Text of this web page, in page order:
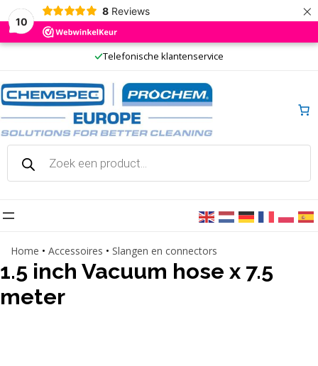
10
8 Reviews ×
Ga
de
inhoud
Telefonische klantenservice
Producten
zoeken
Home • Accessoires • Slangen en connectors
1.5 inch Vacuum hose x 7.5
meter